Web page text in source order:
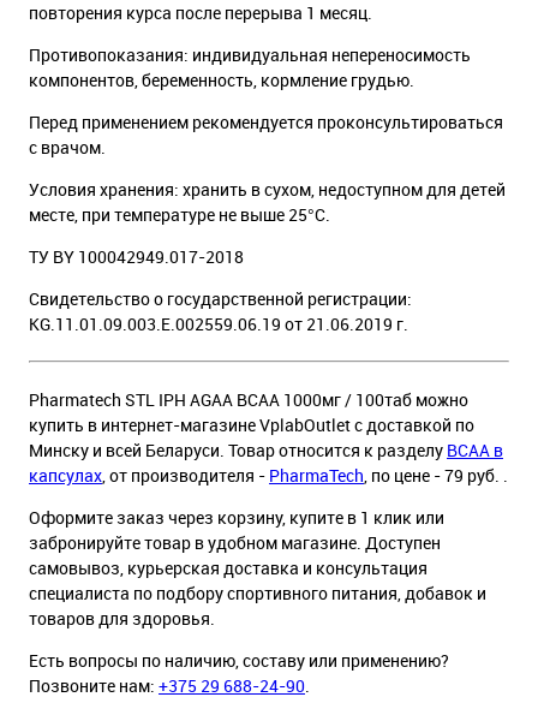
повторения курса после перерыва 1 месяц.
Противопоказания: индивидуальная непереносимость
компонентов, беременность, кормление грудью.
Перед применением рекомендуется проконсультироваться
с врачом.
Условия хранения: хранить в сухом, недоступном для детей
месте, при температуре не выше 25°С.
ТУ BY 100042949.017-2018
Свидетельство о государственной регистрации:
KG.11.01.09.003.E.002559.06.19 от 21.06.2019 г.
Pharmatech STL IPH AGAA BCAA 1000мг / 100таб можно
купить в интернет-магазине VplabOutlet с доставкой по
Минску и всей Беларуси. Товар относится к разделу BCAA в
капсулах, от производителя - PharmaTech, по цене - 79 руб. .
Оформите заказ через корзину, купите в 1 клик или
забронируйте товар в удобном магазине. Доступен
самовывоз, курьерская доставка и консультация
специалиста по подбору спортивного питания, добавок и
товаров для здоровья.
Есть вопросы по наличию, составу или применению?
Позвоните нам: +375 29 688-24-90.